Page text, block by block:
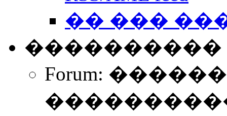
�� ���
����������
Forum: